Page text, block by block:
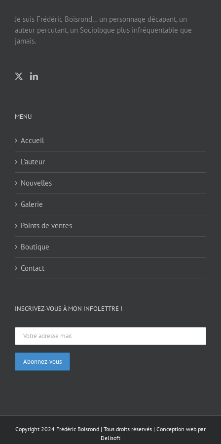
Je suis Frédéric Boisrond… un personnage décapant, un
auteur percutant, un Sociologue plus infréquentable que
jamais.
MENU
Accueil
L’auteur
Nouvelles
Galerie
Points de ventes
Boutique
Contact
INSCRIVEZ-VOUS À MON INFOLETTRE !
Copyright 2024 Frédéric Boisrond | Tous droits réservés | Conception web par
Delisoft